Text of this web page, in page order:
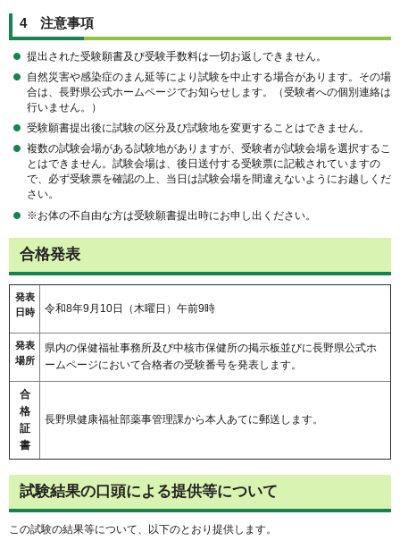
4 注意事項
提出された受験願書及び受験手数料は一切お返しできません。
自然災害や感染症のまん延等により試験を中止する場合があります。その場
合は、長野県公式ホームページでお知らせします。（受験者への個別連絡は
行いません。）
受験願書提出後に試験の区分及び試験地を変更することはできません。
複数の試験会場がある試験地がありますが、受験者が試験会場を選択するこ
とはできません。試験会場は、後日送付する受験票に記載されていますの
で、必ず受験票を確認の上、当日は試験会場を間違えないようにお越しくだ
さい。
※お体の不自由な方は受験願書提出時にお申し出ください。
合格発表
発表
日時
令和8年9月10日（木曜日）午前9時
発表
場所
県内の保健福祉事務所及び中核市保健所の掲示板並びに長野県公式ホ
ームページにおいて合格者の受験番号を発表します。
合
格
証
書
長野県健康福祉部薬事管理課から本人あてに郵送します。
試験結果の口頭による提供等について
この試験の結果等について、以下のとおり提供します。